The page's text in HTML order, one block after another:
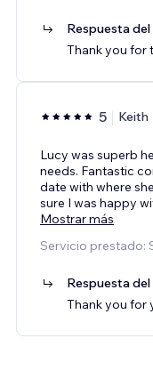
Respuesta
Thank you for
5 Keith
Lucy was superb
needs. Fantastic
date with where
sure I was happy
Mostrar más
Servicio prestado:
Respuesta
Thank you for